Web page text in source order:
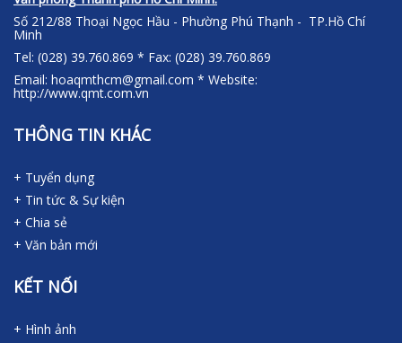
Số 212/88 Thoại Ngọc Hầu - Phường Phú Thạnh - TP.Hồ Chí
Minh
Tel: (028) 39.760.869 * Fax: (028) 39.760.869
Email: hoaqmthcm@gmail.com * Website:
http://www.qmt.com.vn
THÔNG TIN KHÁC
+ Tuyển dụng
+ Tin tức & Sự kiện
+ Chia sẻ
+ Văn bản mới
KẾT NỐI
+ Hình ảnh